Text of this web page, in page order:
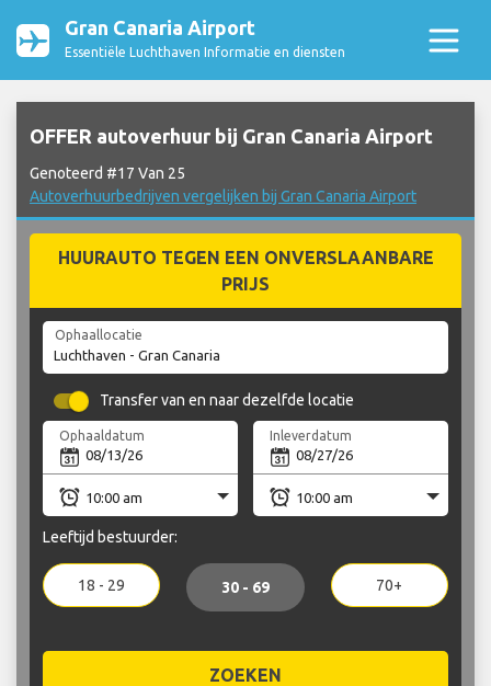
Gran Canaria Airport
Essentiële Luchthaven Informatie en diensten
OFFER autoverhuur bij Gran Canaria Airport
Genoteerd #17 Van 25
Autoverhuurbedrijven vergelijken bij Gran Canaria Airport
HUURAUTO TEGEN EEN ONVERSLAANBARE
PRIJS
Ophaallocatie
Transfer van en naar dezelfde locatie
Ophaaldatum Inleverdatum
Leeftijd bestuurder:
18 - 29 30 - 69 70+
ZOEKEN